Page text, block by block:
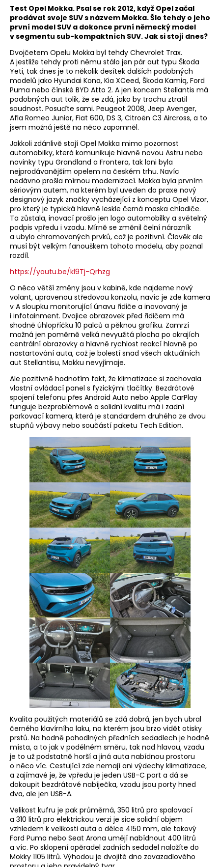
Test Opel Mokka. Psal se rok 2012, když Opel začal
prodávat svoje SUV s názvem Mokka. Šlo tehdy o jeho
první model SUV a dokonce první německý model
v segmentu sub-kompaktních SUV. Jak si stojí dnes?
Dvojčetem Opelu Mokka byl tehdy Chevrolet Trax.
A jestliže tehdy proti němu stálo jen pár aut typu Škoda
Yeti, tak dnes je to několik desítek dalších podobných
modelů jako Hyundai Kona, Kia XCeed, Škoda Kamiq, Ford
Puma nebo čínské BYD Atto 2. A jen koncern Stellantis má
podobných aut tolik, že se zdá, jako by trochu ztratil
soudnost. Posuďte sami. Peugeot 2008, Jeep Avenger,
Afla Romeo Junior, Fiat 600, DS 3, Citroën C3 Aircross, a to
jsem možná ještě na něco zapomněl.
Jakkoli zdánlivě stojí Opel Mokka mimo pozornost
automobilky, která komunikuje hlavně novou Astru nebo
novinky typu Grandland a Frontera, tak loni byla
nejprodávanějším opelem na českém trhu. Navíc
nedávno prošla mírnou modernizací. Mokka byla prvním
sériovým autem, na kterém byl uveden do praxe nový
designový jazyk značky vycházející z konceptu Opel Vizor,
pro který je typická hlavně leskle černá maska chladiče.
Ta zůstala, inovací prošlo jen logo automobilky a světelný
podpis vpředu i vzadu. Mírně se změnil čelní nárazník
a ubylo chromovaných prvků, což je pozitivní. Člověk ale
musí být velkým fanouškem tohoto modelu, aby poznal
rozdíl.
https://youtu.be/kl9Tj-Qrhzg
O něco větší změny jsou v kabině, kde najdeme nový
volant, upravenou středovou konzolu, navíc je zde kamera
v A sloupku monitorující únavu řidiče a inovovaný je
i infotainment. Dvojice obrazovek před řidičem má
shodně úhlopříčku 10 palců a pěknou grafiku. Zamrzí
možná jen poměrně velká nevyužitá plocha po okrajích
centrální obrazovky a hlavně rychlost reakcí hlavně po
nastartování auta, což je bolestí snad všech aktuálních
aut Stellantisu, Mokku nevyjímaje.
Ale pozitivně hodnotím fakt, že klimatizace si zachovala
vlastní ovládací panel s fyzickými tlačítky. Bezdrátové
spojení telefonu přes Android Auto nebo Apple CarPlay
funguje bezproblémově a solidní kvalitu má i zadní
parkovací kamera, která je standardem druhého ze dvou
stupňů výbavy nebo součástí paketu Tech Edition.
Kvalita použitých materiálů se zdá dobrá, jen bych ubral
černého klavírního laku, na kterém jsou brzo vidět otisky
prstů. Na hodně pohodlných předních sedadlech je hodně
místa, a to jak v podélném směru, tak nad hlavou, vzadu
je to už podstatně horší a jiná auta nabídnou prostoru
o něco víc. Cestující zde nemají ani výdechy klimatizace,
a zajímavé je, že vpředu je jeden USB-C port a dá se
dokoupit bezdrátové nabíječka, vzadu jsou porty hned
dva, ale jen USB-A.
Velikost kufru je pak průměrná, 350 litrů pro spalovací
a 310 litrů pro elektrickou verzi je sice solidní objem
vzhledem k velikosti auta o délce 4150 mm, ale takový
Ford Puma nebo Seat Arona umějí nabídnout 400 litrů
a víc. Po sklopení opěradel zadních sedadel naložíte do
Mokky 1105 litrů. Výhodou je dvojité dno zavazadlového